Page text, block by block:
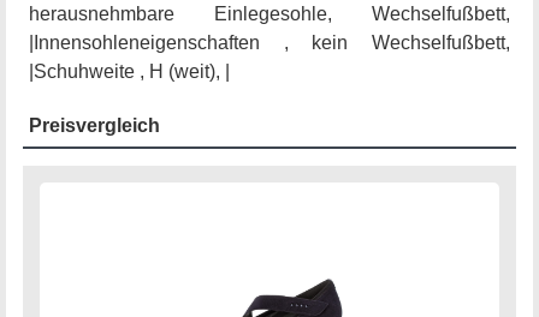
herausnehmbare Einlegesohle, Wechselfußbett,
|Innensohleneigenschaften , kein Wechselfußbett,
|Schuhweite , H (weit), |
Preisvergleich